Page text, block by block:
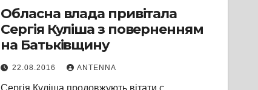
Обласна влада привітала
Сергія Куліша з поверненням
на Батьківщину
22.08.2016 ANTENNA
Сергія Куліша продовжують вітати с